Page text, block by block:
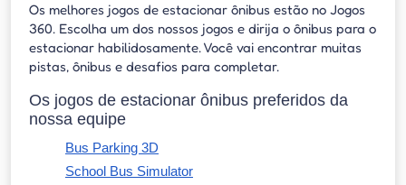
Os melhores jogos de estacionar ônibus estão no Jogos
360. Escolha um dos nossos jogos e dirija o ônibus para o
estacionar habilidosamente. Você vai encontrar muitas
pistas, ônibus e desafios para completar.
Os jogos de estacionar ônibus preferidos da
nossa equipe
Bus Parking 3D
School Bus Simulator